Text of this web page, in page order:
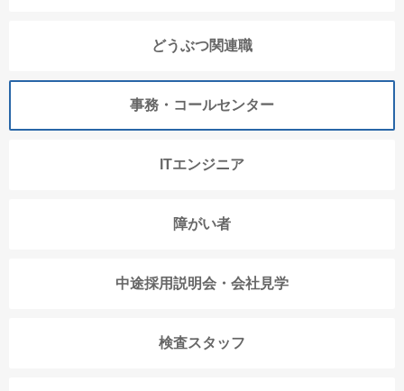
どうぶつ関連職
事務・コールセンター
ITエンジニア
障がい者
中途採用説明会・会社見学
検査スタッフ